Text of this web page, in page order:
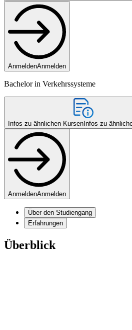
AnmeldenAnmelden
Bachelor in Verkehrssysteme
Infos zu ähnlichen Kursen Infos zu
AnmeldenAnmelden
Über den Studiengang
Erfahrungen
Überblick